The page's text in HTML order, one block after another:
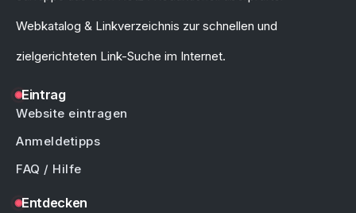
Webkatalog & Linkverzeichnis zur schnellen und
zielgerichteten Link-Suche im Internet.
Eintrag
Website eintragen
Anmeldetipps
FAQ / Hilfe
Entdecken